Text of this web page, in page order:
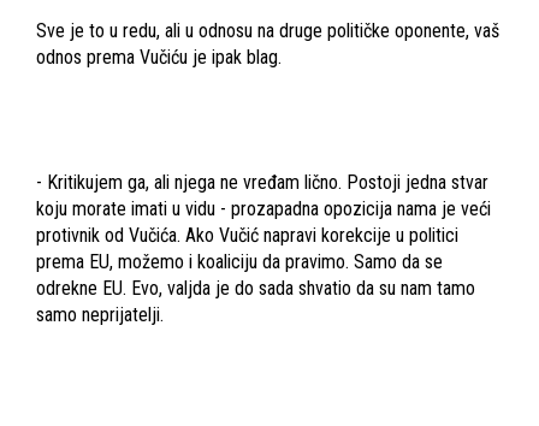
Sve je to u redu, ali u odnosu na druge političke oponente, vaš
odnos prema Vučiću je ipak blag.
- Kritikujem ga, ali njega ne vređam lično. Postoji jedna stvar
koju morate imati u vidu - prozapadna opozicija nama je veći
protivnik od Vučića. Ako Vučić napravi korekcije u politici
prema EU, možemo i koaliciju da pravimo. Samo da se
odrekne EU. Evo, valjda je do sada shvatio da su nam tamo
samo neprijatelji.